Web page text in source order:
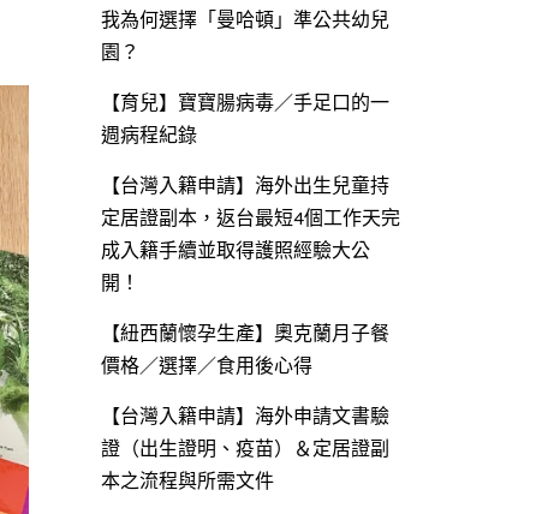
我為何選擇「曼哈頓」準公共幼兒
園？
【育兒】寶寶腸病毒／手足口的一
週病程紀錄
【台灣入籍申請】海外出生兒童持
定居證副本，返台最短4個工作天完
成入籍手續並取得護照經驗大公
開！
【紐西蘭懷孕生產】奧克蘭月子餐
價格／選擇／食用後心得
【台灣入籍申請】海外申請文書驗
證（出生證明、疫苗）＆定居證副
本之流程與所需文件